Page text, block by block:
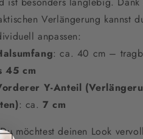
Verlängerung kannst
anpassen:
: ca. 40 cm –
45 cm
Y-Anteil
: ca.7 cm
möchtest deinen Look